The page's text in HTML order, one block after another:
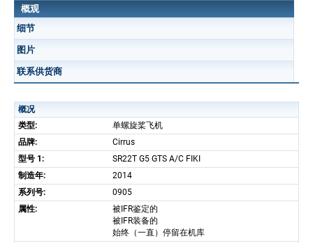
概观
细节
图片
联系供货商
概况
类型:
单螺旋桨飞机
品牌:
Cirrus
型号 1:
SR22T G5 GTS A/C FIKI
制造年:
2014
系列号:
0905
属性:
被IFR鉴定的
被IFR装备的
始终（一直）停留在机库